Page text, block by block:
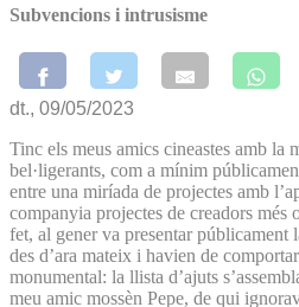
Subvencions i intrusisme
dt., 09/05/2023
Tinc els meus amics cineastes amb la
bel·ligerants, com a mínim
entre una miríada de projectes amb
companyia projectes de creadors més
fet, al gener va presentar
des d’ara mateix i havien de
monumental: la llista d’ajuts
meu amic mossèn Pepe, de qui